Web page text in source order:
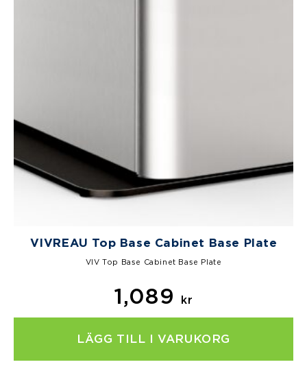
VIVREAU Top Base Cabinet Base Plate
VIV Top Base Cabinet Base Plate
1,089 kr
LÄGG TILL I VARUKORG